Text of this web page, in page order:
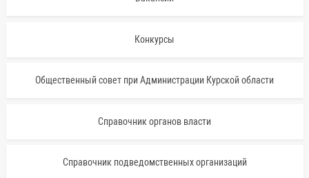
Конкурсы
Общественный совет при Администрации Курской области
Справочник органов власти
Справочник подведомственных организаций